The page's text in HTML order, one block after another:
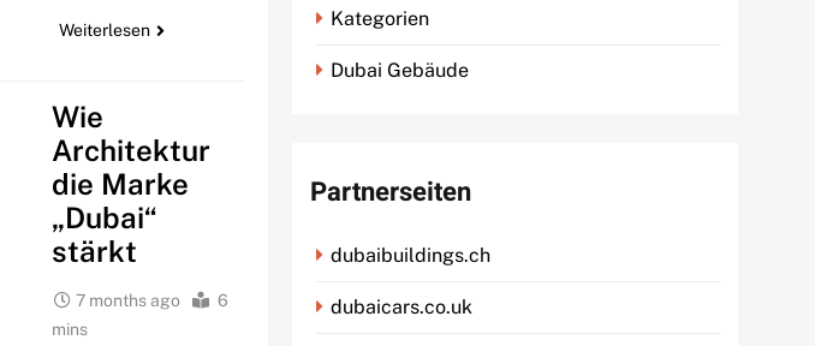
Weiterlesen
Wie
Architektur
die Marke
„Dubai“
stärkt
7 months ago
6
mins
Kategorien
Dubai Gebäude
Partnerseiten
dubaibuildings.ch
dubaicars.co.uk